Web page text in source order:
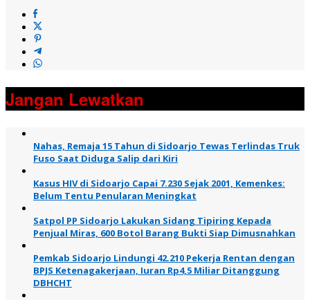
Jangan Lewatkan
Nahas, Remaja 15 Tahun di Sidoarjo Tewas Terlindas Truk
Fuso Saat Diduga Salip dari Kiri
Kasus HIV di Sidoarjo Capai 7.230 Sejak 2001, Kemenkes:
Belum Tentu Penularan Meningkat
Satpol PP Sidoarjo Lakukan Sidang Tipiring Kepada
Penjual Miras, 600 Botol Barang Bukti Siap Dimusnahkan
Pemkab Sidoarjo Lindungi 42.210 Pekerja Rentan dengan
BPJS Ketenagakerjaan, Iuran Rp4,5 Miliar Ditanggung
DBHCHT